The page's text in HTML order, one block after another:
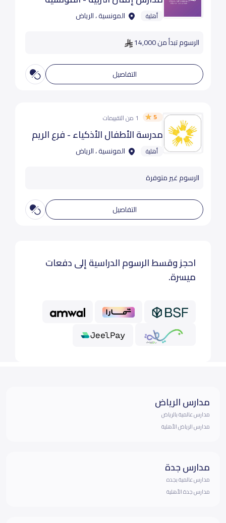
أهلية المونسية ، الرياض
الرسوم تبدأ من 14,000
التفاصيل
5 1 من التقييمات
مدرسة الأطفال الأذكياء - فرع الريم
أهلية المونسية ، الرياض
الرسوم غير متوفرة
التفاصيل
احجز وقسط الرسوم الدراسية إلى دفعات
ميسرة.
مدارس الرياض
مدارس عالمية بالرياض
مدارس الرياض الأهلية
مدارس جدة
مدارس عالمية بجده
مدارس جدة الأهلية